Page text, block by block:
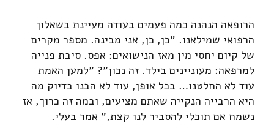
הרופאה הנהנה כמה פעמים בעודה מעיינת בשאלון
הרפואי שמילאנו. "כן, כן, אני מבינה. מספר מקרים
של קיום יחסי מין מאז הנישואים: אפס. סיבת פנייה
למרפאה: מעוניינים בילד. זה נכון"? "למען האמת
עוד לא החלטנו… בכל אופן, עוד לא הבנו בדיוק מה
היא הרבייה הנקייה שאתם מציעים, ובמה זה כרוך, אז
נשמח אם תוכלי להסביר לנו קצת," אמר בעלי.